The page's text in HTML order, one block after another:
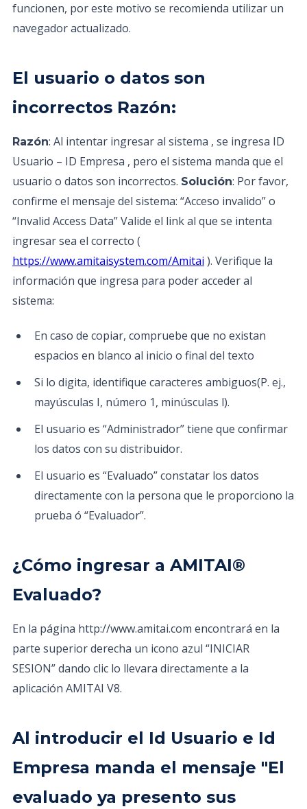
funcionen, por este motivo se recomienda utilizar un
navegador actualizado.
El usuario o datos son
incorrectos Razón:
Razón: Al intentar ingresar al sistema , se ingresa ID
Usuario – ID Empresa , pero el sistema manda que el
usuario o datos son incorrectos. Solución: Por favor,
confirme el mensaje del sistema: “Acceso invalido” o
“Invalid Access Data” Valide el link al que se intenta
ingresar sea el correcto (
https://www.amitaisystem.com/Amitai ). Verifique la
información que ingresa para poder acceder al
sistema:
En caso de copiar, compruebe que no existan
espacios en blanco al inicio o final del texto
Si lo digita, identifique caracteres ambiguos(P. ej.,
mayúsculas I, número 1, minúsculas l).
El usuario es “Administrador” tiene que confirmar
los datos con su distribuidor.
El usuario es “Evaluado” constatar los datos
directamente con la persona que le proporciono la
prueba ó “Evaluador”.
¿Cómo ingresar a AMITAI®
Evaluado?
En la página http://www.amitai.com encontrará en la
parte superior derecha un icono azul “INICIAR
SESION” dando clic lo llevara directamente a la
aplicación AMITAI V8.
Al introducir el Id Usuario e Id
Empresa manda el mensaje "El
evaluado ya presento sus